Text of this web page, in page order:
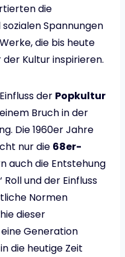
die
Spannungen
die bis heute
Kultur inspirieren.
der Popkultur
Bruch in der
Die 1960er Jahre
nur die 68er-
auch die Entstehung
Roll und der Einfluss
Normen
dieser
Generation
die heutige Zeit